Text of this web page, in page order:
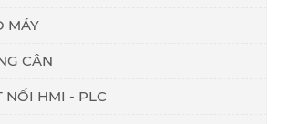
MÁY
CÂN
NỐI HMI - PLC